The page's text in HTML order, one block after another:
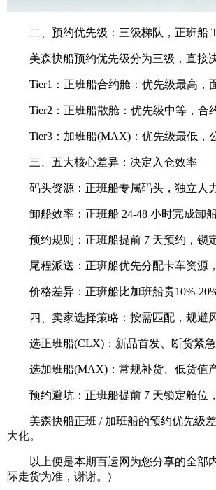
二、预约优先级：三级梯队，正班船
美森快船预约优先级分为三级，直接决
Tier1：正班船合约舱：优先级最高，面
Tier2：正班船散舱：优先级中等，合约
Tier3：加班船(MAX)：优先级最低，公
三、五大核心差异：决定入仓效率
码头资源：正班船专属码头，独立人力
卸船效率：正班船 24-48 小时完成卸船
预约规则：正班船提前 7 天预约，锁定
尾程派送：正班船优先分配卡车资源，
价格差异：正班船比加班船贵10%-20%
四、卖家选择策略：按需匹配，规避
选正班船(CLX)：新品首发、断货紧急
选加班船(MAX)：常规补货、低货值产
预约避坑：正班船提前 7 天锁定舱位，
美森快船正班 / 加班船的预约优先级差
大化。
以上便是本期百运网为您分享的全部内
际走货为准，谢谢。)